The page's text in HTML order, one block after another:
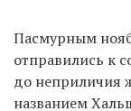
Пасмурным
отправились к
до неприличия
названием